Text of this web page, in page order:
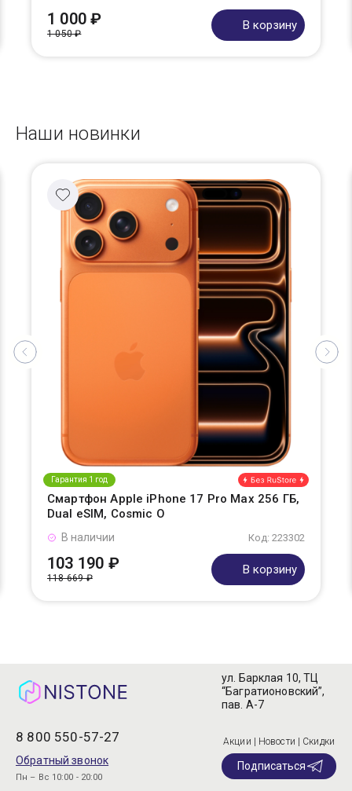
1 000 ₽
1 050 ₽
В корзину
Наши новинки
Гарантия 1 год
Смартфон Apple iPhone 17 Pro Max 256 ГБ,
Dual eSIM, Cosmic O
Код: 223302
В наличии
103 190 ₽
118 669 ₽
В корзину
8 800 550-57-27
Обратный звонок
Пн – Вс 10:00 - 20:00
ул. Барклая 10, ТЦ
“Багратионовский”,
пав. А-7
Акции | Новости | Скидки
Подписаться